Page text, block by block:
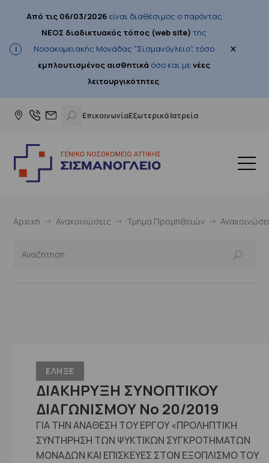
Από τις 06/03/2026είναι διαθέσιμος ο παρόντας
ΝΕΟΣ διαδικτυακός τόπος (web site) της
Νοσοκομειακής Μονάδας "Σισμανόγλειο", τόσο
εμπλουτισμένος αισθητικά όσο και μενέες
λειτουργικότητες.
×
ΕπικοινωνίαΕξωτερικά Ιατρεία
Αρχική Ανακοινώσεις Τμήμα Προμηθειών
ΕΛΗΞΕ
ΔΙΑΚΗΡΥΞΗ ΣΥΝΟΠΤΙΚΟΥ
ΔΙΑΓΩΝΙΣΜΟΥ No 20/2019
ΓΙΑ ΤΗΝ ΑΝΑΘΕΣΗ ΤΟΥ ΕΡΓΟΥ «ΠΡΟΛΗΠΤΙΚΗ
ΣΥΝΤΗΡΗΣΗ ΤΩΝ ΨΥΚΤΙΚΩΝ ΣΥΓΚΡΟΤΗΜΑΤΩΝ
ΜΟΝΑΔΩΝ ΚΑΙ ΕΠΙΣΚΕΥΕΣ ΣΤΟΝ ΕΞΟΠΛΙΣΜΟ ΤΟΥ